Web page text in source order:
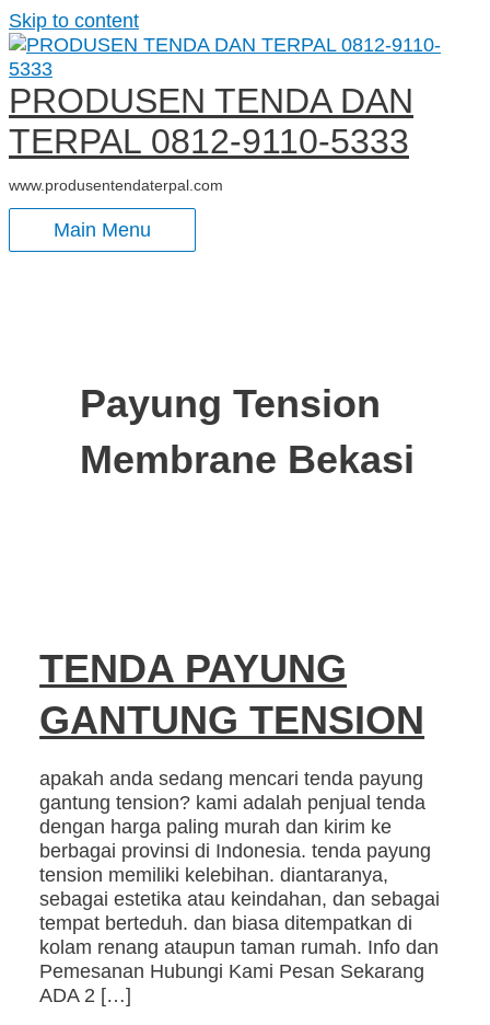
Skip to content
PRODUSEN TENDA DAN
TERPAL 0812-9110-5333
www.produsentendaterpal.com
Main Menu
Payung Tension
Membrane Bekasi
TENDA PAYUNG
GANTUNG TENSION
apakah anda sedang mencari tenda payung
gantung tension? kami adalah penjual tenda
dengan harga paling murah dan kirim ke
berbagai provinsi di Indonesia. tenda payung
tension memiliki kelebihan. diantaranya,
sebagai estetika atau keindahan, dan sebagai
tempat berteduh. dan biasa ditempatkan di
kolam renang ataupun taman rumah. Info dan
Pemesanan Hubungi Kami Pesan Sekarang
ADA 2 […]